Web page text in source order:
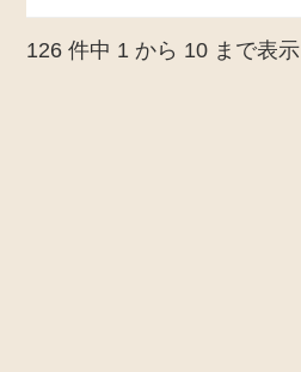
126 件中 1 から 10 まで表示